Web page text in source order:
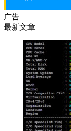
广告
最新文章